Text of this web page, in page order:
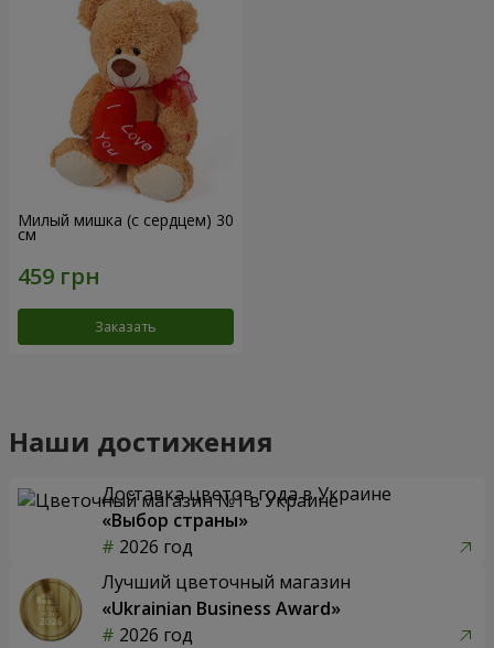
Милый мишка (с сердцем) 30
см
Заказать
Наши достижения
Доставка цветов года в Украине
«Выбор страны»
2026 год
Лучший цветочный магазин
«Ukrainian Business Award»
2026 год